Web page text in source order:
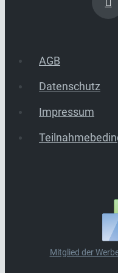
AGB
Datenschutz
Impressum
Mitglied der